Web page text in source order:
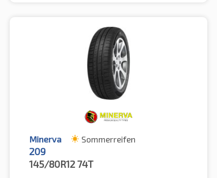
Minerva Sommerreifen
209
145/80R12 74T